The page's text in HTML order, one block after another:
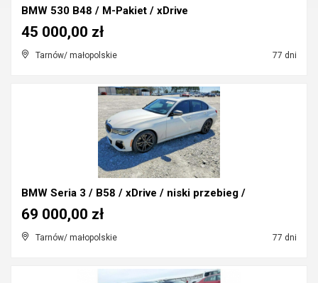
BMW 530 B48 / M-Pakiet / xDrive
Tarnów/ małopolskie 77 dni
45 000,00 zł
BMW Seria 3 / B58 / xDrive / niski przebieg /
Tarnów/ małopolskie 77 dni
69 000,00 zł